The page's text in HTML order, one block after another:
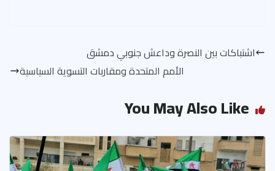
اشتباكات بين النصرة وداعش جنوبي دمشق
الأمم المتحدة ومقاربات التسوية السياسية
You May Also Like